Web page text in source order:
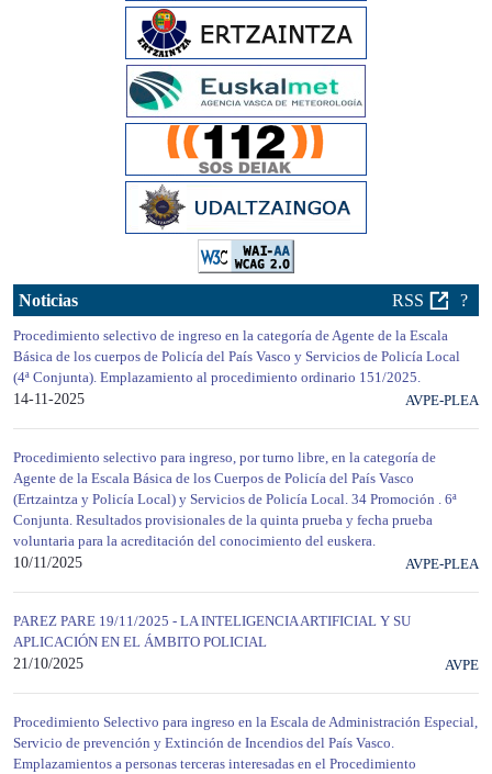
Noticias RSS ?
Procedimiento selectivo de ingreso en la categoría de Agente de la Escala
Básica de los cuerpos de Policía del País Vasco y Servicios de Policía Local
(4ª Conjunta). Emplazamiento al procedimiento ordinario 151/2025.
14-11-2025
AVPE-PLEA
Procedimiento selectivo para ingreso, por turno libre, en la categoría de
Agente de la Escala Básica de los Cuerpos de Policía del País Vasco
(Ertzaintza y Policía Local) y Servicios de Policía Local. 34 Promoción . 6ª
Conjunta. Resultados provisionales de la quinta prueba y fecha prueba
voluntaria para la acreditación del conocimiento del euskera.
10/11/2025
AVPE-PLEA
PAREZ PARE 19/11/2025 - LA INTELIGENCIA ARTIFICIAL Y SU
APLICACIÓN EN EL ÁMBITO POLICIAL
21/10/2025
AVPE
Procedimiento Selectivo para ingreso en la Escala de Administración Especial,
Servicio de prevención y Extinción de Incendios del País Vasco.
Emplazamientos a personas terceras interesadas en el Procedimiento